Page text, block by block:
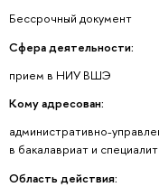
Бессрочный документ
Сфера деятельности:
прием в НИУ ВШЭ
Кому адресован:
административно-
в бакалавриат и
Область действия: